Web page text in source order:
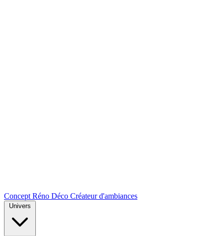
Concept Réno Déco Créateur d'ambiances